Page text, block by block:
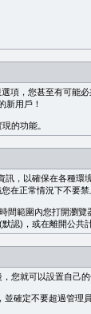
項，您甚至有可能
新用戶！
的功能。
，以確保在各種環
在正常情況下不要
範圍內您打開瀏
認)，或在離開公共
您就可以設置自己
確定不要超過管